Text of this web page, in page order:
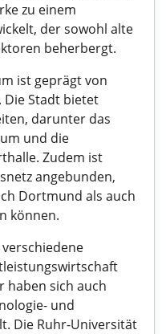
zu einem
der sowohl alte
beherbergt.
ist geprägt von
Die Stadt bietet
darunter das
und die
Zudem ist
angebunden,
Dortmund als auch
können.
haben sich auch
und
Die Ruhr-Universität